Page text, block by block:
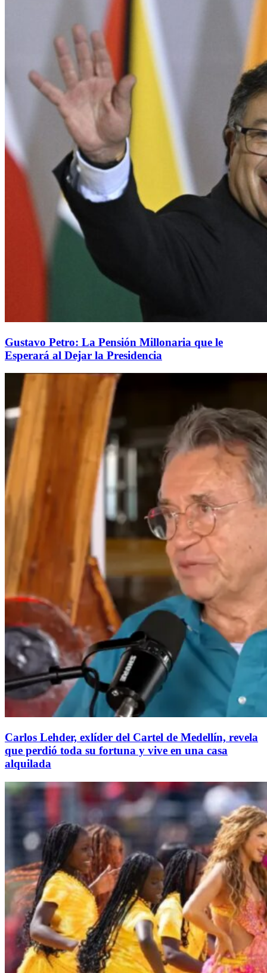
Gustavo Petro: La Pensión Millonaria que le
Esperará al Dejar la Presidencia
Carlos Lehder, exlíder del Cartel de Medellín, revela
que perdió toda su fortuna y vive en una casa
alquilada